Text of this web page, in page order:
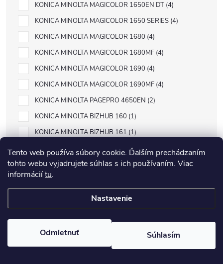
Tento web používa súbory cookie. Ďalším prechádzaním
tohto webu vyjadrujete súhlas s ich používaním. Viac
informáciítu.
Nastavenie
Odmietnuť Súhlasím
KONICA MINOLTA MAGICOLOR 1650EN DT 4
KONICA MINOLTA MAGICOLOR 1650 SERIES 4
KONICA MINOLTA MAGICOLOR 1680 4
KONICA MINOLTA MAGICOLOR 1680MF 4
KONICA MINOLTA MAGICOLOR 1690 4
KONICA MINOLTA MAGICOLOR 1690MF 4
KONICA MINOLTA PAGEPRO 4650EN 2
KONICA MINOLTA BIZHUB 160 1
KONICA MINOLTA BIZHUB 161 1
KONICA MINOLTA DI1610
1
KONICA MINOLTA DI1610P 1
KONICA MINOLTA MAGICOLOR 2400
KONICA MINOLTA MAGICOLOR 2400 SERIES
KONICA MINOLTA MAGICOLOR 2430
KONICA MINOLTA MAGICOLOR 2430DL